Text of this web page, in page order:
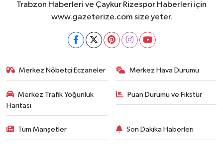
Trabzon Haberleri ve Çaykur Rizespor Haberleri için
www.gazeterize.com size yeter.
Merkez Nöbetçi Eczaneler Merkez Hava Durumu
Merkez Trafik Yoğunluk
Haritası
Puan Durumu ve Fikstür
Tüm Manşetler Son Dakika Haberleri